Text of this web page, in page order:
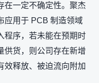
在一定不确定性。聚杰
应用于 PCB 制造领域
程序，若未能在预期时
供货，则公司存在新增
效释放、被迫流向附加